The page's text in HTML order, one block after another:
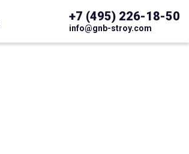
+7 (495) 226-18-50
info@gnb-stroy.com